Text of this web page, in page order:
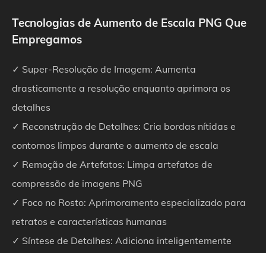
Tecnologias de Aumento de Escala PNG Que
Empregamos
✓ Super-Resolução de Imagem: Aumenta
drasticamente a resolução enquanto aprimora os
detalhes
✓ Reconstrução de Detalhes: Cria bordas nítidas e
contornos limpos durante o aumento de escala
✓ Remoção de Artefatos: Limpa artefatos de
compressão de imagens PNG
✓ Foco no Rosto: Aprimoramento especializado para
retratos e características humanas
✓ Síntese de Detalhes: Adiciona inteligentemente